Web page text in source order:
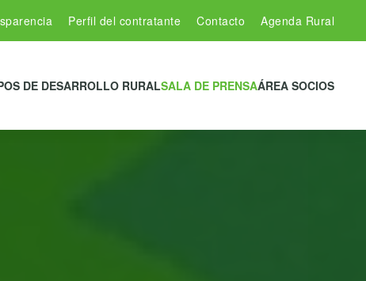
Perfil del contratante Contacto Agenda Rural
DE DESARROLLO RURALSALA DE PRENSAÁREA SOCIOS